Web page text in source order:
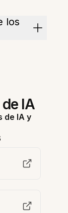
los
IA
de IA y